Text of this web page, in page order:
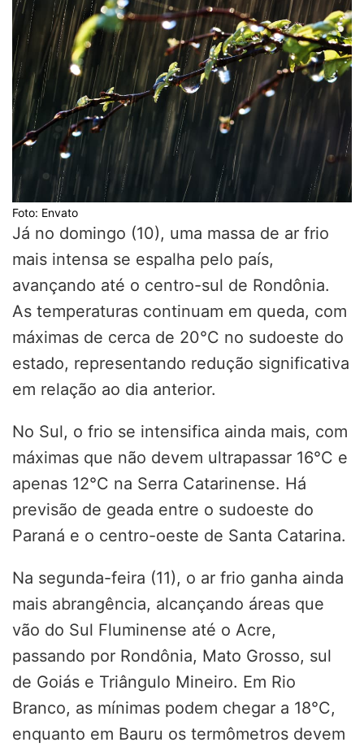
Foto: Envato
Já no domingo (10), uma massa de ar frio
mais intensa se espalha pelo país,
avançando até o centro-sul de Rondônia.
As temperaturas continuam em queda, com
máximas de cerca de 20°C no sudoeste do
estado, representando redução significativa
em relação ao dia anterior.
No Sul, o frio se intensifica ainda mais, com
máximas que não devem ultrapassar 16°C e
apenas 12°C na Serra Catarinense. Há
previsão de geada entre o sudoeste do
Paraná e o centro-oeste de Santa Catarina.
Na segunda-feira (11), o ar frio ganha ainda
mais abrangência, alcançando áreas que
vão do Sul Fluminense até o Acre,
passando por Rondônia, Mato Grosso, sul
de Goiás e Triângulo Mineiro. Em Rio
Branco, as mínimas podem chegar a 18°C,
enquanto em Bauru os termômetros devem